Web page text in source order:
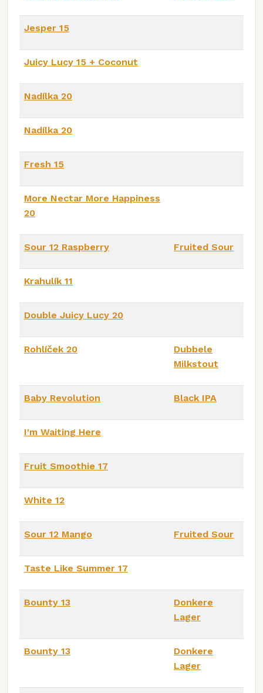
Jesper 15
Juicy Lucy 15 + Coconut
Nadílka 20
Nadílka 20
Fresh 15
More Nectar More Happiness
20
Sour 12 Raspberry Fruited Sour
Krahulík 11
Double Juicy Lucy 20
Rohlíček 20
Dubbele
Milkstout
Baby Revolution Black IPA
I'm Waiting Here
Fruit Smoothie 17
White 12
Sour 12 Mango Fruited Sour
Taste Like Summer 17
Bounty 13
Donkere
Lager
Bounty 13
Donkere
Lager